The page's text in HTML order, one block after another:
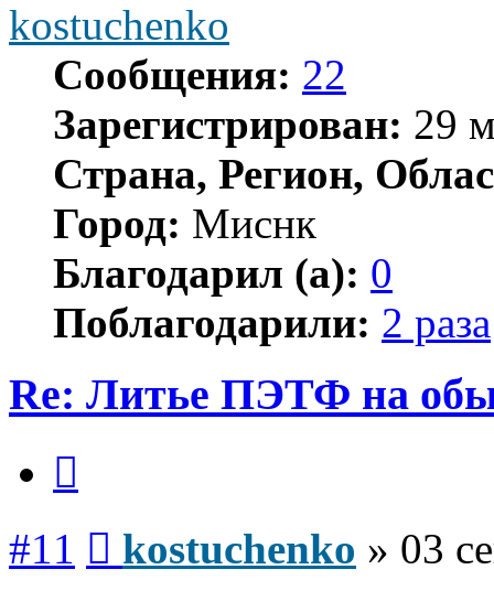
kostuchenko
Сообщения: 22
Зарегистрирован: 29
Страна, Регион,
Город: Миснк
Благодарил (а): 0
Поблагодарили: 2 раза
Re: Литье ПЭТФ на
#11 kostuchenko » 03